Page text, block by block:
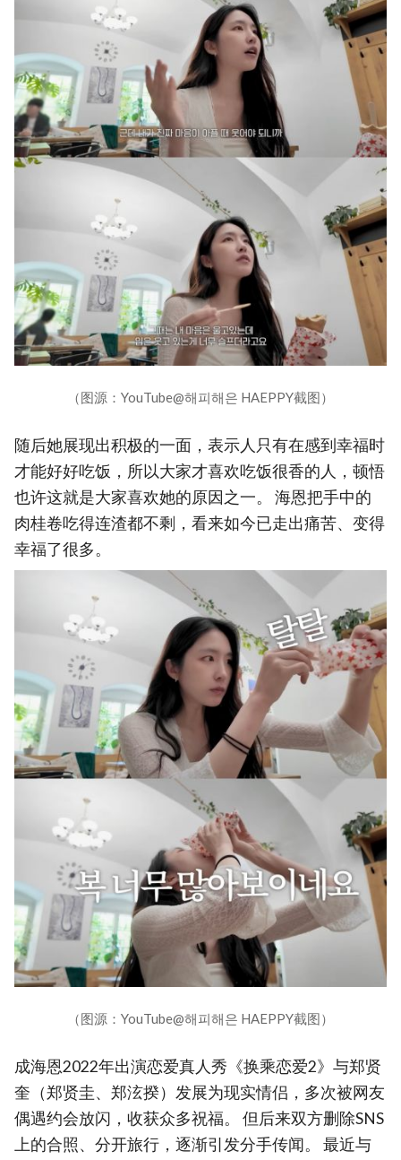
（图源：YouTube@해피해은 HAEPPY截图）
随后她展现出积极的一面，表示人只有在感到幸福时
才能好好吃饭，所以大家才喜欢吃饭很香的人，顿悟
也许这就是大家喜欢她的原因之一。 海恩把手中的
肉桂卷吃得连渣都不剩，看来如今已走出痛苦、变得
幸福了很多。
（图源：YouTube@해피해은 HAEPPY截图）
成海恩2022年出演恋爱真人秀《换乘恋爱2》与郑贤
奎（郑贤圭、郑泫揆）发展为现实情侣，多次被网友
偶遇约会放闪，收获众多祝福。 但后来双方删除SNS
上的合照、分开旅行，逐渐引发分手传闻。 最近与